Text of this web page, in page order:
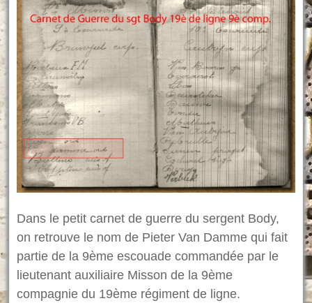
Dans le petit carnet de guerre du sergent Body,
on retrouve le nom de Pieter Van Damme qui fait
partie de la 9ème escouade commandée par le
lieutenant auxiliaire Misson de la 9ème
compagnie du 19ème régiment de ligne.